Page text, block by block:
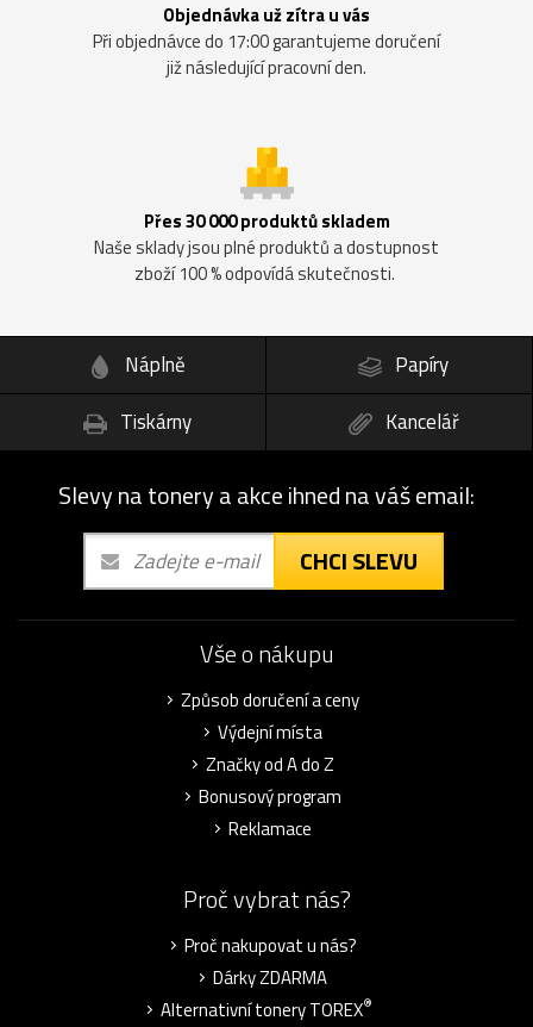
Objednávka už zítra u vás
Při objednávce do 17:00 garantujeme doručení
již následující pracovní den.
Přes 30 000 produktů skladem
Naše sklady jsou plné produktů a dostupnost
zboží 100 % odpovídá skutečnosti.
Náplně
Papíry
Tiskárny
Kancelář
Slevy na tonery a akce ihned na váš email:
CHCI SLEVU
Vše o nákupu
Způsob doručení a ceny
Výdejní místa
Značky od A do Z
Bonusový program
Reklamace
Proč vybrat nás?
Proč nakupovat u nás?
Dárky ZDARMA
Alternativní tonery TOREX®